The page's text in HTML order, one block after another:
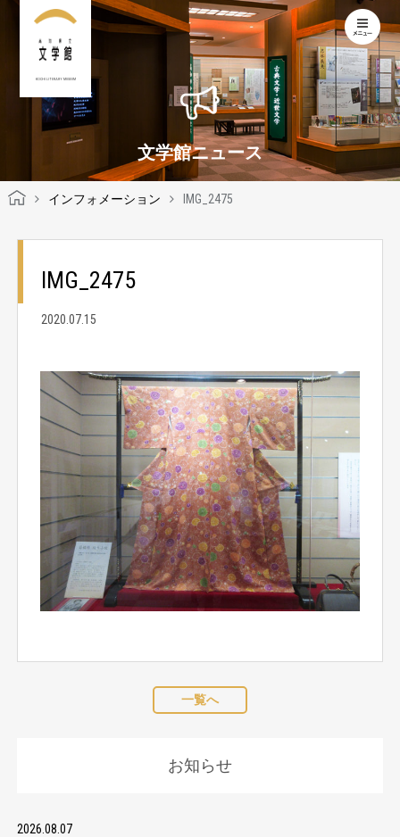
KOCHI LITERARY MUSEUM
文学館ニュース
インフォメーション IMG_2475
IMG_2475
2020.07.15
一覧へ
お知らせ
2026.08.07